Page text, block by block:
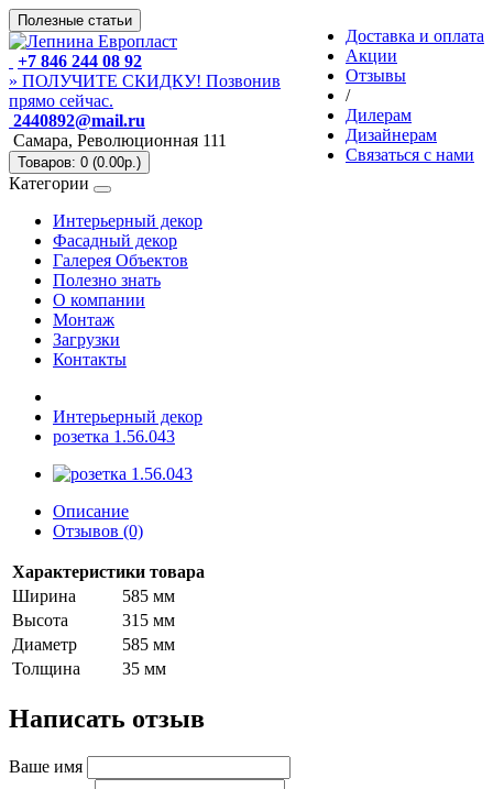
Полезные статьи
Доставка и оплата
Акции
Отзывы
/
Дилерам
Дизайнерам
Связаться с нами
+7 846 244 08 92
» ПОЛУЧИТЕ СКИДКУ! Позвонив
прямо сейчас.
2440892@mail.ru
Самара, Революционная 111
Товаров: 0 (0.00р.)
Категории
Интерьерный декор
Фасадный декор
Галерея Объектов
Полезно знать
О компании
Монтаж
Загрузки
Контакты
Интерьерный декор
розетка 1.56.043
Описание
Отзывов (0)
Характеристики товара
Ширина
585 мм
Высота
315 мм
Диаметр
585 мм
Толщина
35 мм
Написать отзыв
Ваше имя